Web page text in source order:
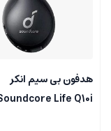
هدفون بی سیم انکر
Soundcore Life Q10i